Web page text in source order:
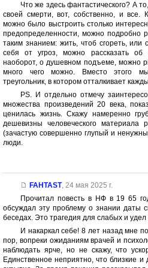
Что же здесь фантастического? А
своей смерти, вот, собственно, и все.
можно было выстроить столько
предопределенности, можно подробно
таким знанием: жить, чтоб сгореть, или
себя от угроз, можно рассказать об
наоборот, о душевном подъеме, можно
много чего можно. Вместо этого
треугольник, в котором отталкивает
PS. И отдельно отмечу
множества произведений 20 века,
ценилась жизнь. Скажу намеренно
дешевизны человеческого материала
(зачастую совершенно глупый и
люди.
FAHTAST, 24 мая 2025 г.
Прочитал повесть в НФ в 19 65
обсуждал эту проблему о знании даты
беседах. Это трагедия для слабых и
И накаркал себе! 8 лет назад мне
пор, вопреки ожиданиям врачей и
наблюдать ярче, но не скажу, что
Единственное неприятно, что близкие и